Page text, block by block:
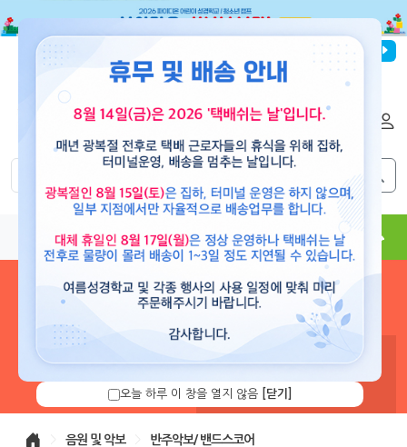
파이디온선교회
도서 뮤직 용품 현수막 콘텐츠
로그인 하시면 보유 캐쉬 확
니다.
음원 및 악보 반주악보/ 밴드스코어
오늘 하루 이 창을 열지 않음 [닫기]